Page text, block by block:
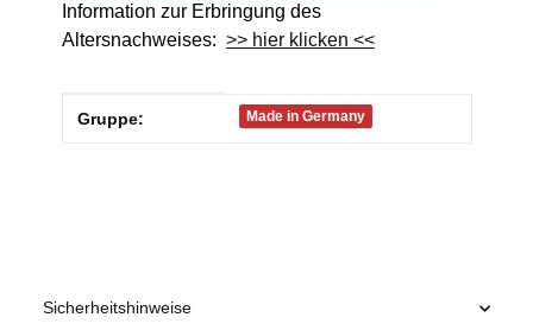
Information zur Erbringung des
Altersnachweises: >> hier klicken <<
Produkteigenschaft
Wert
Gruppe: Made in Germany
Sicherheitshinweise